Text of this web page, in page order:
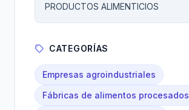
PRODUCTOS ALIMENTICIOS
CATEGORÍAS
Empresas agroindustriales
Fábricas de alimentos procesados